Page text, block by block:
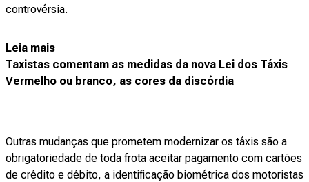
controvérsia.
Leia mais
Taxistas comentam as medidas da nova Lei dos Táxis
Vermelho ou branco, as cores da discórdia
Outras mudanças que prometem modernizar os táxis são a
obrigatoriedade de toda frota aceitar pagamento com cartões
de crédito e débito, a identificação biométrica dos motoristas